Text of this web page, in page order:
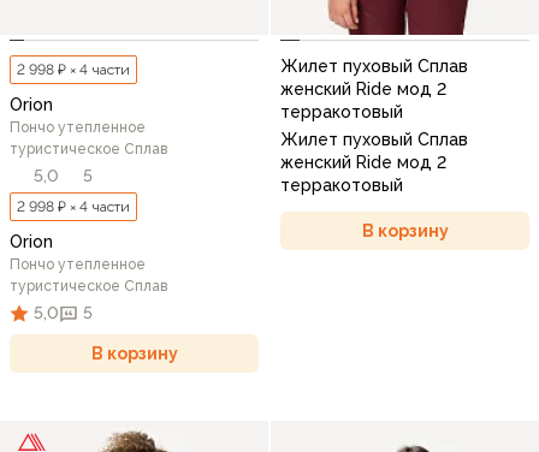
2 998 ₽ × 4 части
Orion
Пончо утепленное
туристическое Сплав
5,0 5
2 998 ₽ × 4 части
Orion
Пончо утепленное
туристическое Сплав
5,0 5
В корзину
Жилет пуховый Сплав
женский Ride мод 2
терракотовый
Жилет пуховый Сплав
женский Ride мод 2
терракотовый
В корзину